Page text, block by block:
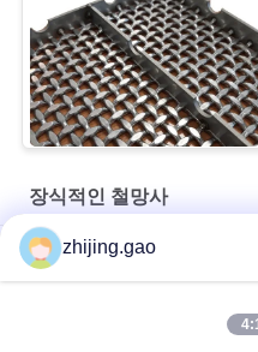
장식적인 철망사
스테인리스 스틸 로프 건축 철
zhijing.gao